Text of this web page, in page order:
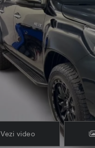
Vezi video